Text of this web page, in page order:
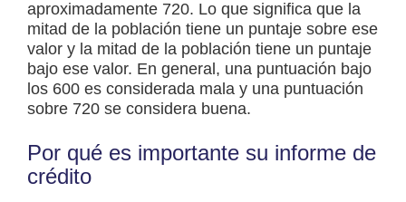
aproximadamente 720. Lo que significa que la
mitad de la población tiene un puntaje sobre ese
valor y la mitad de la población tiene un puntaje
bajo ese valor. En general, una puntuación bajo
los 600 es considerada mala y una puntuación
sobre 720 se considera buena.
Por qué es importante su informe de
crédito